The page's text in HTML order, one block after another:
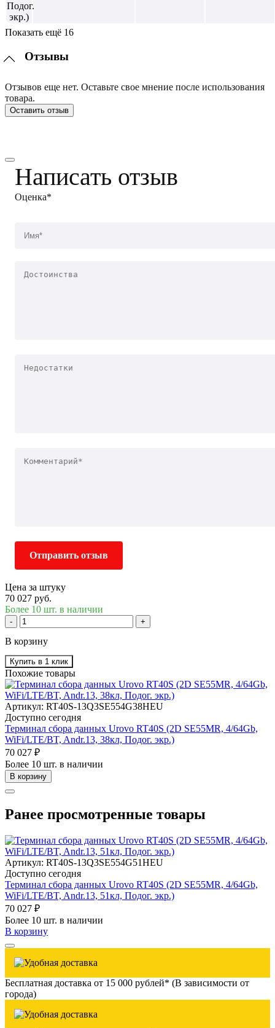
Показать ещё 16
Отзывы
Отзывов еще нет. Оставьте свое мнение после использования
товара.
Оставить отзыв
Написать отзыв
Оценка*
Отправить отзыв
Цена за штуку
70 027 руб.
Более 10 шт. в наличии
- +
В корзину
Купить в 1 клик
Похожие товары
Артикул: RT40S-13Q3SE554G38HEU
Доступно сегодня
Терминал сбора данных Urovo RT40S (2D SE55MR, 4/64Gb,
WiFi/LTE/BT, Andr.13, 38кл, Подог. экр.)
70 027 ₽
Более 10 шт. в наличии
В корзину
Ранее просмотренные товары
Артикул: RT40S-13Q3SE554G51HEU
Доступно сегодня
Терминал сбора данных Urovo RT40S (2D SE55MR, 4/64Gb,
WiFi/LTE/BT, Andr.13, 51кл, Подог. экр.)
70 027 ₽
Более 10 шт. в наличии
В корзину
Бесплатная доставка от 15 000 рублей* (В зависимости от
города)